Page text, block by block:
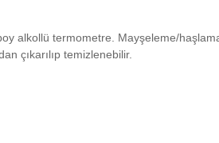
alkollü termometre. Mayşeleme/
çıkarılıp temizlenebilir.